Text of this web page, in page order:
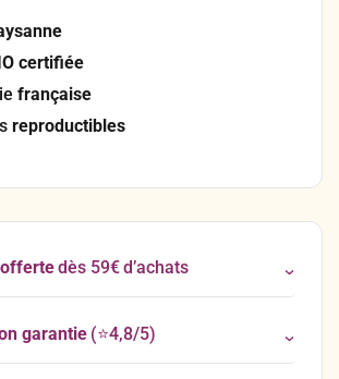
certifiée
française
reproductibles
offertedès 59€ d’achats
garantie(⭐4,8/5)